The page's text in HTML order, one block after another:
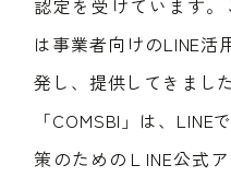
認定を受けています
は事業者向けのLINE活
発し、提供してきました
「COMSBI」は、
策のためのＬINE公式